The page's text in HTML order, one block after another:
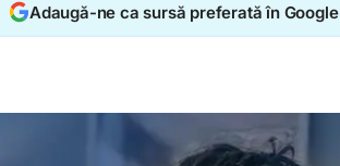
Adaugă-ne ca sursă preferată în Google